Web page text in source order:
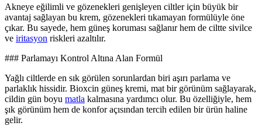
Akneye eğilimli ve gözenekleri genişleyen ciltler için büyük bir
avantaj sağlayan bu krem, gözenekleri tıkamayan formülüyle öne
çıkar. Bu sayede, hem güneş koruması sağlanır hem de ciltte sivilce
ve iritasyon riskleri azaltılır.
### Parlamayı Kontrol Altına Alan Formül
Yağlı ciltlerde en sık görülen sorunlardan biri aşırı parlama ve
parlaklık hissidir. Bioxcin güneş kremi, mat bir görünüm sağlayarak,
cildin gün boyu matla kalmasına yardımcı olur. Bu özelliğiyle, hem
şık görünüm hem de konfor açısından tercih edilen bir ürün haline
gelir.